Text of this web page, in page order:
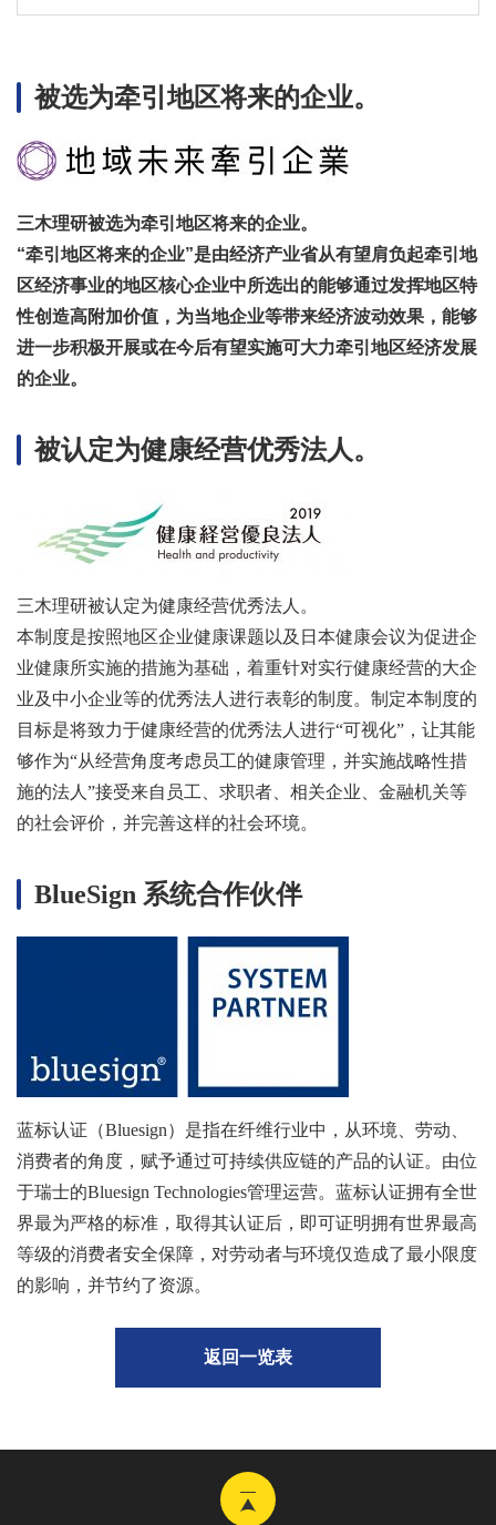
被选为牵引地区将来的企业。
三木理研被选为牵引地区将来的企业。
“牵引地区将来的企业”是由经济产业省从有望肩负起牵引地
区经济事业的地区核心企业中所选出的能够通过发挥地区特
性创造高附加价值，为当地企业等带来经济波动效果，能够
进一步积极开展或在今后有望实施可大力牵引地区经济发展
的企业。
被认定为健康经营优秀法人。
三木理研被认定为健康经营优秀法人。
本制度是按照地区企业健康课题以及日本健康会议为促进企
业健康所实施的措施为基础，着重针对实行健康经营的大企
业及中小企业等的优秀法人进行表彰的制度。制定本制度的
目标是将致力于健康经营的优秀法人进行“可视化”，让其能
够作为“从经营角度考虑员工的健康管理，并实施战略性措
施的法人”接受来自员工、求职者、相关企业、金融机关等
的社会评价，并完善这样的社会环境。
BlueSign 系统合作伙伴
蓝标认证（Bluesign）是指在纤维行业中，从环境、劳动、
消费者的角度，赋予通过可持续供应链的产品的认证。由位
于瑞士的Bluesign Technologies管理运营。蓝标认证拥有全世
界最为严格的标准，取得其认证后，即可证明拥有世界最高
等级的消费者安全保障，对劳动者与环境仅造成了最小限度
的影响，并节约了资源。
返回一览表